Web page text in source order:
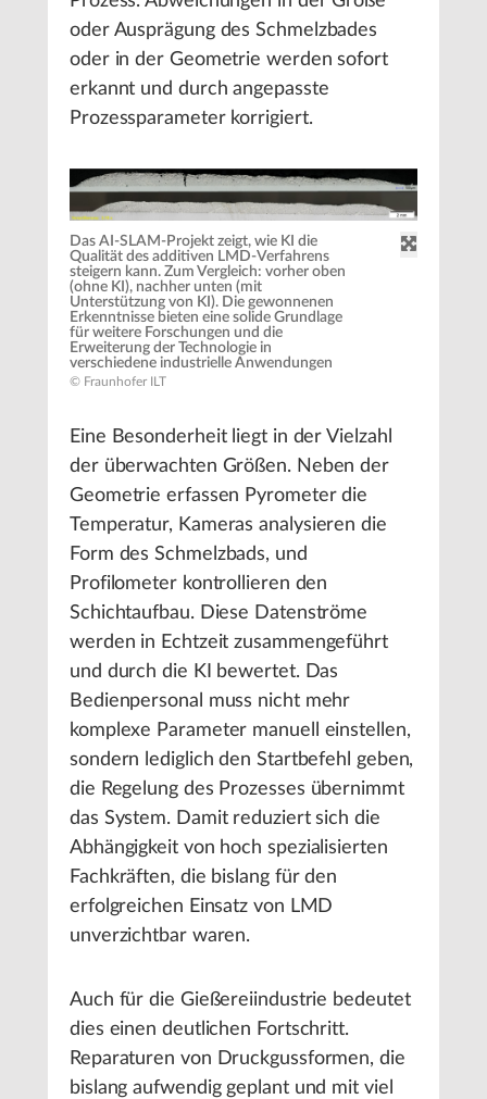
oder Ausprägung des Schmelzbades
oder in der Geometrie werden sofort
erkannt und durch angepasste
Prozessparameter korrigiert.
Das AI-SLAM-Projekt zeigt, wie KI die
Qualität des additiven LMD-Verfahrens
steigern kann. Zum Vergleich: vorher oben
(ohne KI), nachher unten (mit
Unterstützung von KI). Die gewonnenen
Erkenntnisse bieten eine solide Grundlage
für weitere Forschungen und die
Erweiterung der Technologie in
verschiedene industrielle Anwendungen
© Fraunhofer ILT
Eine Besonderheit liegt in der Vielzahl
der überwachten Größen. Neben der
Geometrie erfassen Pyrometer die
Temperatur, Kameras analysieren die
Form des Schmelzbads, und
Profilometer kontrollieren den
Schichtaufbau. Diese Datenströme
werden in Echtzeit zusammengeführt
und durch die KI bewertet. Das
Bedienpersonal muss nicht mehr
komplexe Parameter manuell einstellen,
sondern lediglich den Startbefehl geben,
die Regelung des Prozesses übernimmt
das System. Damit reduziert sich die
Abhängigkeit von hoch spezialisierten
Fachkräften, die bislang für den
erfolgreichen Einsatz von LMD
unverzichtbar waren.
Auch für die Gießereiindustrie bedeutet
dies einen deutlichen Fortschritt.
Reparaturen von Druckgussformen, die
bislang aufwendig geplant und mit viel